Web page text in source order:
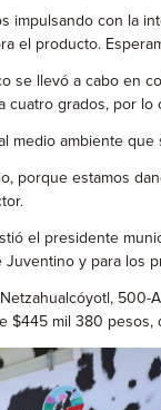
impulsando con la
el producto.
se llevó a cabo en
cuatro grados, por
medio ambiente que
porque estamos
el presidente
Juventino y para los
$445 mil 380